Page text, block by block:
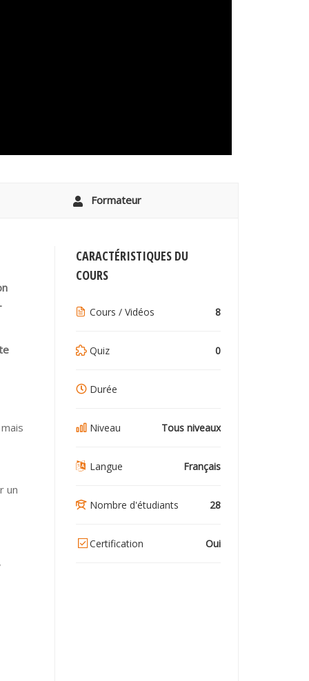
Formateur
un
CARACTÉRISTIQUES DU
COURS
Cours / Vidéos 8
Quiz 0
Durée
Niveau Tous niveaux
Langue Français
Nombre d'étudiants 28
Certification Oui